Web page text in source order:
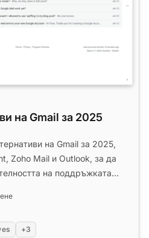
на Gmail за 2025
на Gmail за 2025,
Zoho Mail и Outlook, за да
на поддръжката,
+3